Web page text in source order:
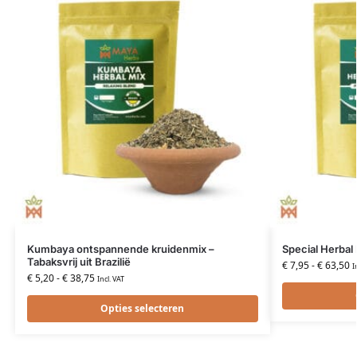
Kumbaya ontspannende kruidenmix –
Tabaksvrij uit Brazilië
€5,20-€38,75 Incl. VAT
Opties selecteren
Special Herbal
€7,95-€63,50